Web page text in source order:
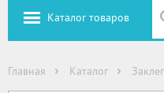
Каталог товаров
Главная Каталог